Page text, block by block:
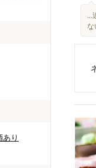
あり
...